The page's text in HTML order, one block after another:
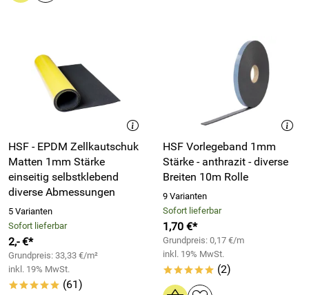
HSF - EPDM Zellkautschuk
Matten 1mm Stärke
einseitig selbstklebend
diverse Abmessungen
5 Varianten
Sofort lieferbar
2,- €*
Grundpreis: 33,33 €/m²
inkl. 19% MwSt.
***** (61)
HSF Vorlegeband 1mm
Stärke - anthrazit - diverse
Breiten 10m Rolle
9 Varianten
Sofort lieferbar
1,70 €*
Grundpreis: 0,17 €/m
inkl. 19% MwSt.
***** (2)